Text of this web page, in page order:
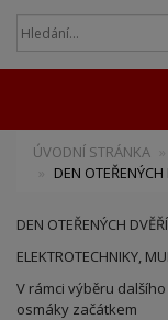
ÚVODNÍ STRÁNKA
DEN OTEŘENÝCH
DEN OTEŘENÝCH
ELEKTROTECHNIKY,
V rámci výběru
osmáky začátkem